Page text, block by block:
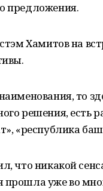
предложения.
Хамитов на
то
решения, есть
«республика
что никакой
прошла уже во